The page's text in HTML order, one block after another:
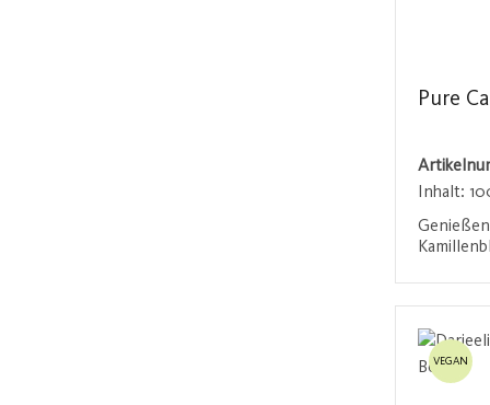
Pure
Inhalt:
ideal für
ruhigen
sanften
VEGAN